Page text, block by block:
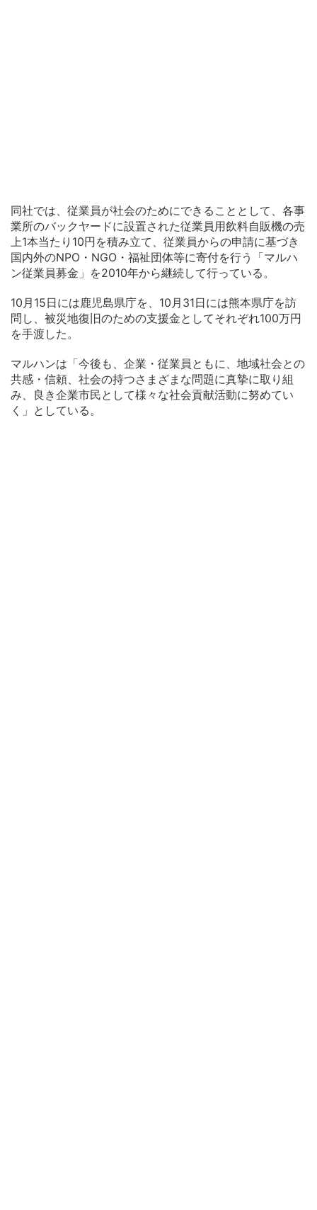
同社では、従業員が社会のためにできることとして、各事
業所のバックヤードに設置された従業員用飲料自販機の売
上1本当たり10円を積み立て、従業員からの申請に基づき
国内外のNPO・NGO・福祉団体等に寄付を行う「マルハ
ン従業員募金」を2010年から継続して行っている。
10月15日には鹿児島県庁を、10月31日には熊本県庁を訪
問し、被災地復旧のための支援金としてそれぞれ100万円
を手渡した。
マルハンは「今後も、企業・従業員ともに、地域社会との
共感・信頼、社会の持つさまざまな問題に真摯に取り組
み、良き企業市民として様々な社会貢献活動に努めてい
く」としている。